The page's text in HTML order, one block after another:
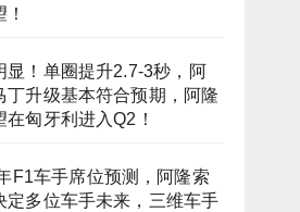
显！单圈提升2.7-3秒，阿
丁升级基本符合预期，阿隆
在匈牙利进入Q2！
F1车手席位预测，阿隆索
定多位车手未来，三维车手